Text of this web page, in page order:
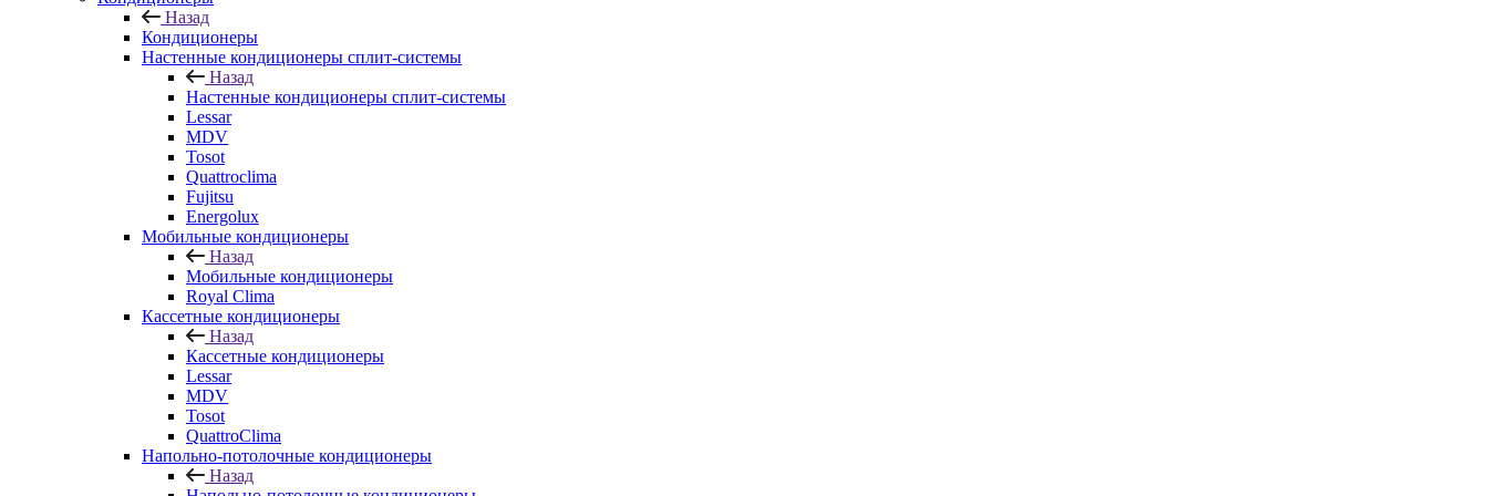
Назад
Кондиционеры
Настенные кондиционеры сплит-системы
Назад
Настенные кондиционеры сплит-системы
Lessar
MDV
Tosot
Quattroclima
Fujitsu
Energolux
Мобильные кондиционеры
Назад
Мобильные кондиционеры
Royal Clima
Кассетные кондиционеры
Назад
Кассетные кондиционеры
Lessar
MDV
Tosot
QuattroClima
Напольно-потолочные кондиционеры
Назад